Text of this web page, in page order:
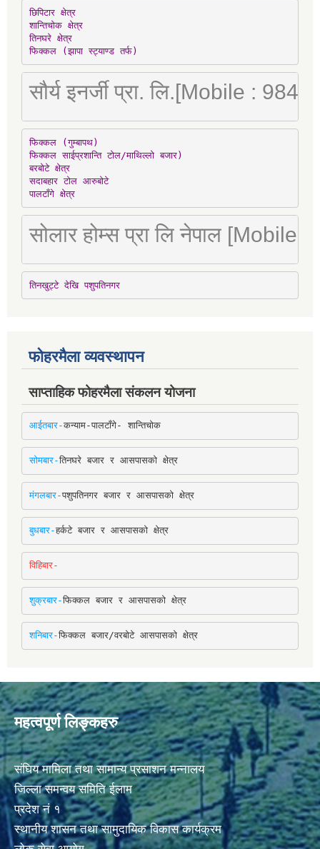
छिपिटार क्षेत्र
शान्तिचोक क्षेत्र
तिनघरे क्षेत्र
फिक्कल (झापा स्ट्याण्ड तर्फ)
सौर्य इनर्जी प्रा. लि.[Mobile :
फिक्कल (गुम्बापथ)
फिक्कल साईप्रशान्ति टोल/माथिल्लो बजार)
बरबोटे क्षेत्र
सदाबहार टोल आरुबोटे
पालटाँगे क्षेत्र
सोलार होम्स प्रा लि नेपाल [Mobile
तिनखुट्टे देखि पशुपतिनगर
फोहरमैला व्यवस्थापन
साप्ताहिक फोहरमैला संकलन योजना
आईतबार-कन्याम-पालटाँगे- शान्तिचोक
सोमबार-तिनघरे बजार र आसपासको क्षेत्र
मंगलबार-पशुपतिनगर बजार र आसपासको क्षेत्र
बुधबार-हर्कटे बजार र आसपासको क्षेत्र
विहिबार-
शुक्रबार-फिक्कल बजार र आसपासको क्षेत्र
शनिबार-फिक्कल बजार/वरबोटे आसपासको क्षेत्र
महत्वपूर्ण लिङ्कहरु
संघिय मामिला तथा सामान्य प्रसाशन मन्नालय
जिल्ला समन्वय समिति ईलाम
प्रदेश नं १
स्थानीय शासन तथा सामुदायिक विकास कार्यक्रम